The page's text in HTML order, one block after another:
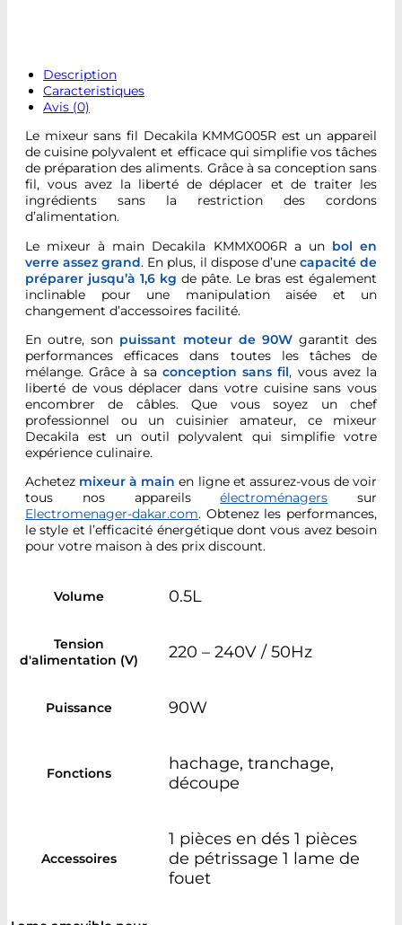
Description
Caracteristiques
Avis (0)
Le mixeur sans fil Decakila KMMG005R est un appareil
de cuisine polyvalent et efficace qui simplifie vos tâches
de préparation des aliments. Grâce à sa conception sans
fil, vous avez la liberté de déplacer et de traiter les
ingrédients sans la restriction des cordons
d’alimentation.
Le mixeur à main Decakila KMMX006R a un bol en
verre assez grand. En plus, il dispose d’une capacité de
préparer jusqu’à 1,6 kg de pâte. Le bras est également
inclinable pour une manipulation aisée et un
changement d’accessoires facilité.
En outre, son puissant moteur de 90Wgarantit des
performances efficaces dans toutes les tâches de
mélange. Grâce à sa conception sans fil, vous avez la
liberté de vous déplacer dans votre cuisine sans vous
encombrer de câbles. Que vous soyez un chef
professionnel ou un cuisinier amateur, ce mixeur
Decakila est un outil polyvalent qui simplifie votre
expérience culinaire.
Achetez mixeur à main en ligne et assurez-vous de voir
tous nos appareilsélectroménagers sur
Electromenager-dakar.com. Obtenez les performances,
le style et l’efficacité énergétique dont vous avez besoin
pour votre maison à des prix discount.
Volume 0.5L
Tension
d'alimentation (V)
220 – 240V / 50Hz
Puissance 90W
Fonctions
hachage, tranchage,
découpe
Accessoires
1 pièces en dés 1 pièces
de pétrissage 1 lame de
fouet